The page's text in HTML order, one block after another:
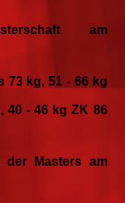
am
73 kg, 51 - 66 kg
40 - 46 kg ZK 86
der Masters am